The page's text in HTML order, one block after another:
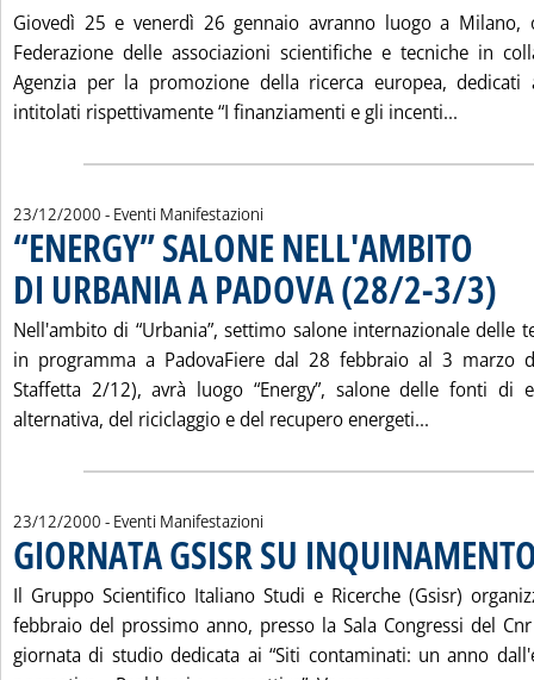
Giovedì 25 e venerdì 26 gennaio avranno luogo a Milano,
Federazione delle associazioni scientifiche e tecniche in
Agenzia per la promozione della ricerca europea,
intitolati rispettivamente “I finanziamenti e gli incenti...
23/12/2000 - Eventi Manifestazioni
“ENERGY” SALONE NELL'AMBITO
DI URBANIA A PADOVA (28/2-3/3)
Nell'ambito di “Urbania”, settimo salone internazionale delle
in programma a PadovaFiere dal 28 febbraio al 3 marzo
Staffetta 2/12), avrà luogo “Energy”, salone delle fonti di
alternativa, del riciclaggio e del recupero energeti...
23/12/2000 - Eventi Manifestazioni
GIORNATA GSISR SU
Il Gruppo Scientifico Italiano Studi e Ricerche (Gsisr)
febbraio del prossimo anno, presso la Sala Congressi del
giornata di studio dedicata ai “Siti contaminati: un anno